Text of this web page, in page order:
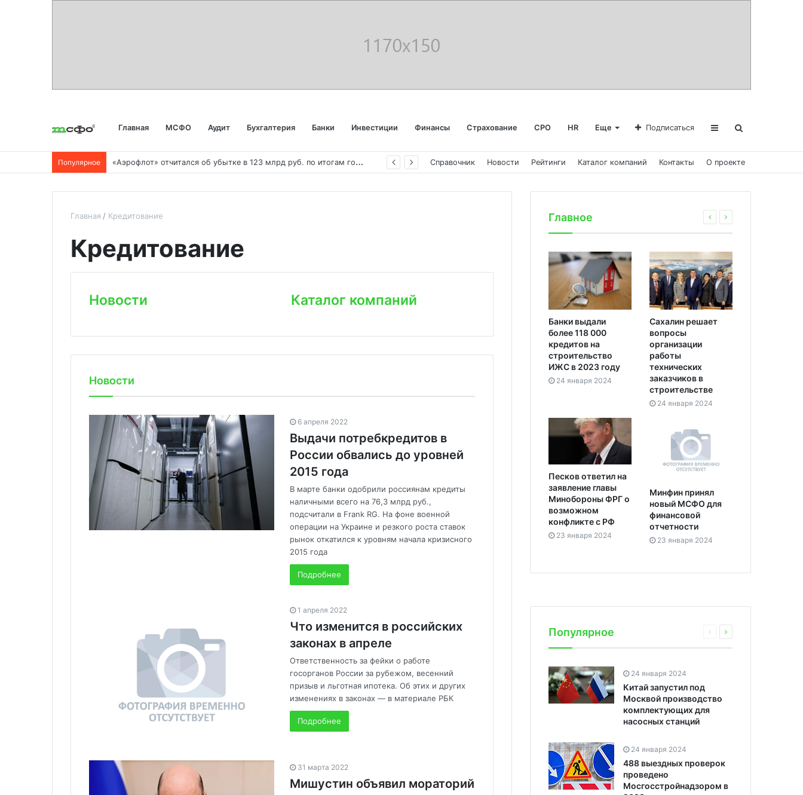
Главная МСФО Аудит Бухгалтерия Банки Инвестиции Финансы Страхование СРО HR Еще Подписаться
Популярное С
бербанк впервые раскрыл доходы от своего небанковского бизнеса Справочник Новости Рейтинги Каталог компаний Контакты О проекте
Главная Кредитование
Кредитование
Новости Каталог компаний
Новости
6 апреля 2022
Выдачи потребкредитов в
России обвались до уровней
2015 года
В марте банки одобрили россиянам кредиты
наличными всего на 76,3 млрд руб.,
подсчитали в Frank RG. На фоне военной
операции на Украине и резкого роста ставок
рынок откатился к уровням начала кризисного
2015 года
Подробнее
1 апреля 2022
Что изменится в российских
законах в апреле
Ответственность за фейки о работе
госорганов России за рубежом, весенний
призыв и льготная ипотека. Об этих и других
изменениях в законах — в материале РБК
Подробнее
31 марта 2022
Мишустин объявил мораторий
Главное
Банки выдали
более 118 000
кредитов на
строительство
ИЖС в 2023 году
24 января 2024
Сахалин решает
вопросы
организации
работы
технических
заказчиков в
строительстве
24 января 2024
Песков ответил на
заявление главы
Минобороны ФРГ о
возможном
конфликте с РФ
23 января 2024
Минфин принял
новый МСФО для
финансовой
отчетности
23 января 2024
Популярное
24 января 2024
Китай запустил под
Москвой производство
комплектующих для
насосных станций
24 января 2024
488 выездных проверок
проведено
Мосгосстройнадзором в